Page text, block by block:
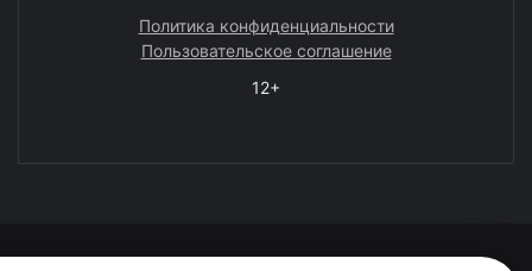
Политика конфиденциальности
Пользовательское соглашение
12+